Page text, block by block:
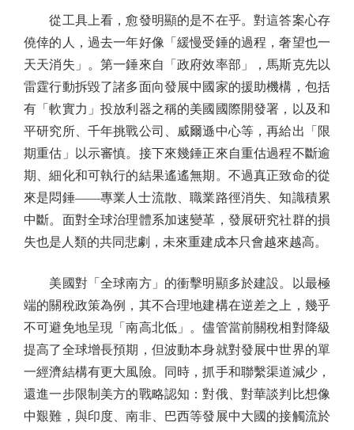
從工具上看，愈發明顯的是不在乎。對這答案心存
僥倖的人，過去一年好像「緩慢受錘的過程，奢望也一
天天消失」。第一錘來自「政府效率部」，馬斯克先以
雷霆行動拆毀了諸多面向發展中國家的援助機構，包括
有「軟實力」投放利器之稱的美國國際開發署，以及和
平研究所、千年挑戰公司、威爾遜中心等，再給出「限
期重估」以示審慎。接下來幾錘正來自重估過程不斷逾
期、細化和可執行的結果遙遙無期。不過真正致命的從
來是悶錘——專業人士流散、職業路徑消失、知識積累
中斷。面對全球治理體系加速變革，發展研究社群的損
失也是人類的共同悲劇，未來重建成本只會越來越高。
美國對「全球南方」的衝擊明顯多於建設。以最極
端的關稅政策為例，其不合理地建構在逆差之上，幾乎
不可避免地呈現「南高北低」。儘管當前關稅相對降級
提高了全球增長預期，但波動本身就對發展中世界的單
一經濟結構有更大風險。同時，抓手和聯繫渠道減少，
還進一步限制美方的戰略認知：對俄、對華談判比想像
中艱難，與印度、南非、巴西等發展中大國的接觸流於